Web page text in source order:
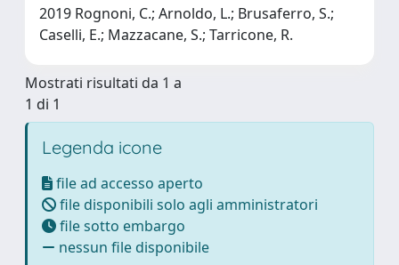
2019 Rognoni, C.; Arnoldo, L.; Brusaferro, S.;
Caselli, E.; Mazzacane, S.; Tarricone, R.
Mostrati risultati da 1 a
1 di 1
Legenda icone
file ad accesso aperto
file disponibili solo agli amministratori
file sotto embargo
nessun file disponibile